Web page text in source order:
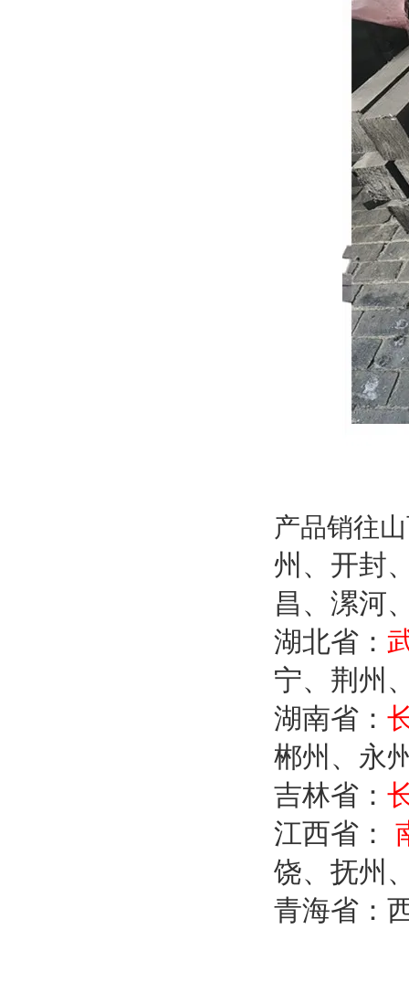
产品销往
州、开封
昌、漯河
湖北省：
宁、荆州
湖南省：
郴州、永
吉林省：
江西省：
饶、抚州
青海省：